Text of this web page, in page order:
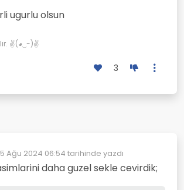
ugurlu olsun
✌(◕‿-)✌
3
5 Ağu 2024 06:54 tarihinde yazdı
Son düzenleyen:
daha guzel sekle cevirdik;